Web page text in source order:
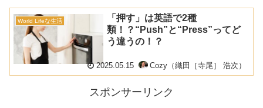
World Lifeな生活
「押す」は英語で2種
類！？“Push”と“Press”ってど
う違うの！？
2025.05.15 Cozy（織田［寺尾］ 浩次）
スポンサーリンク